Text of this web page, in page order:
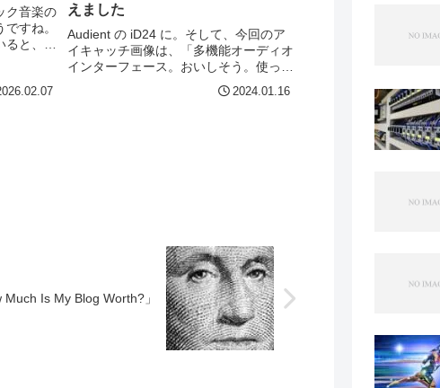
ク音楽の
すね。
ると、こ
えました
Audient の iD24 に。そして、今回のア
イキャッチ画像は、「多機能オーディオ
インターフェース。おいしそう。使って
いるのはかわいい猫耳の女の子。印象
派。」です。おいしそうでもないし印象
2024.01.16
Is My Blog Worth?」